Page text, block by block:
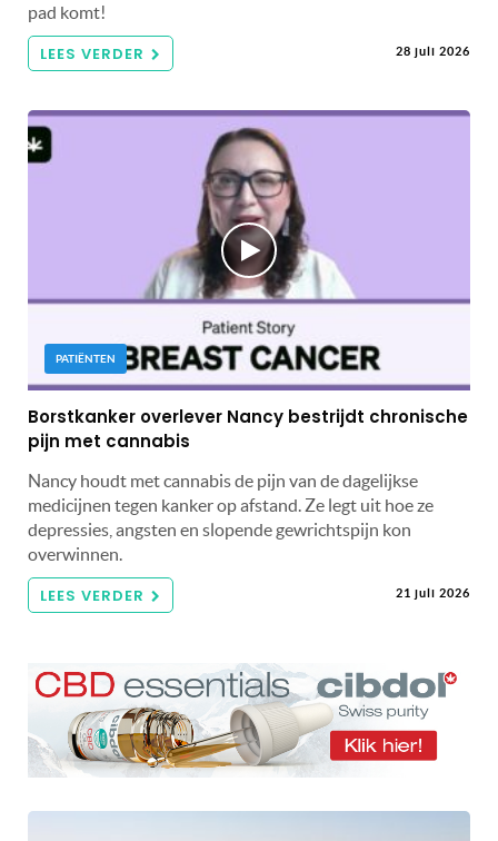
pad komt!
LEES VERDER 28 juli 2026
PATIËNTEN
Borstkanker overlever Nancy bestrijdt chronische
pijn met cannabis
Nancy houdt met cannabis de pijn van de dagelijkse
medicijnen tegen kanker op afstand. Ze legt uit hoe ze
depressies, angsten en slopende gewrichtspijn kon
overwinnen.
LEES VERDER 21 juli 2026